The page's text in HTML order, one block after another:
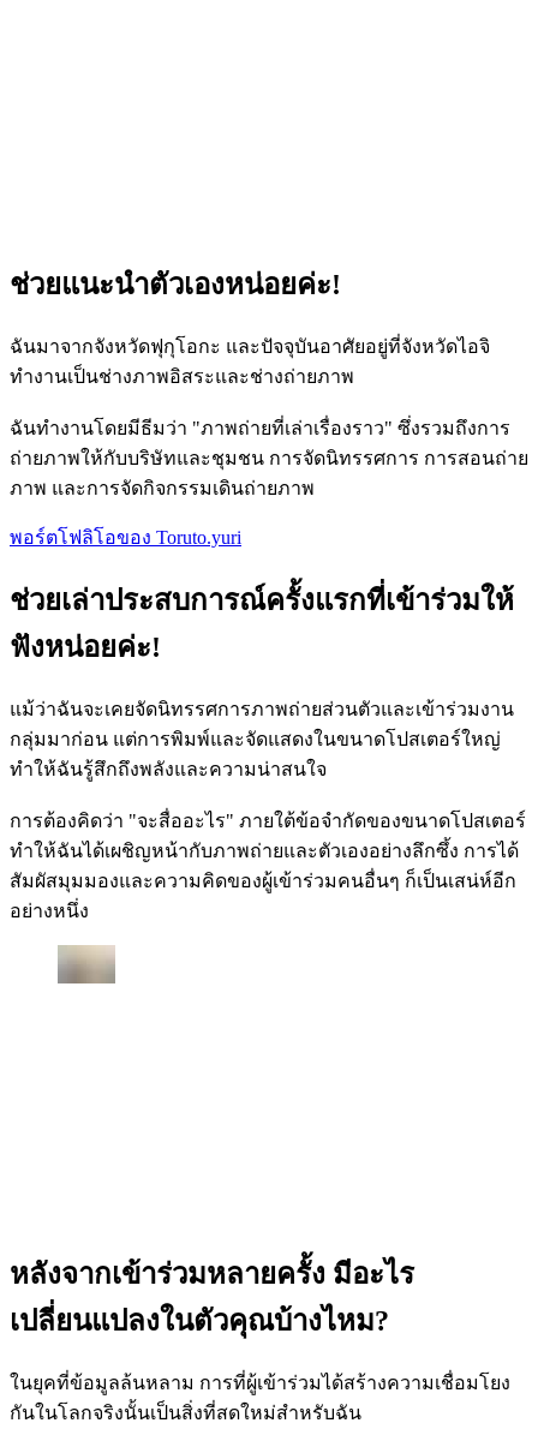
ช่วยแนะนำตัวเองหน่อยค่ะ!
ฉันมาจากจังหวัดฟุกุโอกะ และปัจจุบันอาศัยอยู่ที่จังหวัดไอจิ
ทำงานเป็นช่างภาพอิสระและช่างถ่ายภาพ
ฉันทำงานโดยมีธีมว่า "ภาพถ่ายที่เล่าเรื่องราว" ซึ่งรวมถึงการ
ถ่ายภาพให้กับบริษัทและชุมชน การจัดนิทรรศการ การสอนถ่าย
ภาพ และการจัดกิจกรรมเดินถ่ายภาพ
พอร์ตโฟลิโอของ Toruto.yuri
ช่วยเล่าประสบการณ์ครั้งแรกที่เข้าร่วมให้
ฟังหน่อยค่ะ!
แม้ว่าฉันจะเคยจัดนิทรรศการภาพถ่ายส่วนตัวและเข้าร่วมงาน
กลุ่มมาก่อน แต่การพิมพ์และจัดแสดงในขนาดโปสเตอร์ใหญ่
ทำให้ฉันรู้สึกถึงพลังและความน่าสนใจ
การต้องคิดว่า "จะสื่ออะไร" ภายใต้ข้อจำกัดของขนาดโปสเตอร์
ทำให้ฉันได้เผชิญหน้ากับภาพถ่ายและตัวเองอย่างลึกซึ้ง การได้
สัมผัสมุมมองและความคิดของผู้เข้าร่วมคนอื่นๆ ก็เป็นเสน่ห์อีก
อย่างหนึ่ง
หลังจากเข้าร่วมหลายครั้ง มีอะไร
เปลี่ยนแปลงในตัวคุณบ้างไหม?
ในยุคที่ข้อมูลล้นหลาม การที่ผู้เข้าร่วมได้สร้างความเชื่อมโยง
กันในโลกจริงนั้นเป็นสิ่งที่สดใหม่สำหรับฉัน